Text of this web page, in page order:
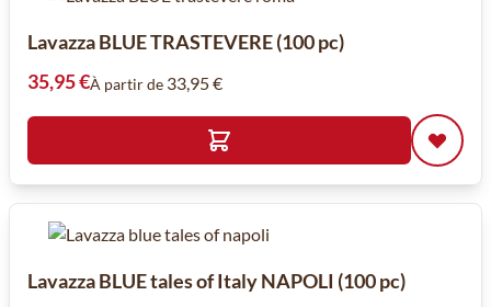
Lavazza BLUE TRASTEVERE (100 pc)
35,95 €À partir de 33,95 €
Lavazza BLUE tales of Italy NAPOLI (100 pc)